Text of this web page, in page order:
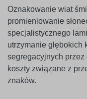
Oznakowanie wiat
promieniowanie
specjalistycznego
utrzymanie
segregacyjnych przez
koszty związane z
znaków.